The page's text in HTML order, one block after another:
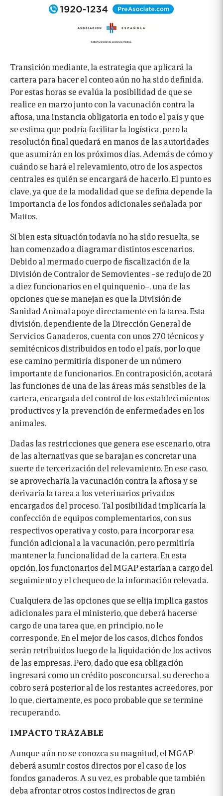
Transición mediante, la estrategia que aplicará la
cartera para hacer el conteo aún no ha sido definida.
Por estas horas se evalúa la posibilidad de que se
realice en marzo junto con la vacunación contra la
aftosa, una instancia obligatoria en todo el país y que
se estima que podría facilitar la logística, pero la
resolución final quedará en manos de las autoridades
que asumirán en los próximos días. Además de cómo y
cuándo se hará el relevamiento, otro de los aspectos
centrales es quién se encargará de hacerlo. El punto es
clave, ya que de la modalidad que se defina depende la
importancia de los fondos adicionales señalada por
Mattos.
Si bien esta situación todavía no ha sido resuelta, se
han comenzado a diagramar distintos escenarios.
Debido al mermado cuerpo de fiscalización de la
División de Contralor de Semovientes –se redujo de 20
a diez funcionarios en el quinquenio–, una de las
opciones que se manejan es que la División de
Sanidad Animal apoye directamente en la tarea. Esta
división, dependiente de la Dirección General de
Servicios Ganaderos, cuenta con unos 270 técnicos y
semitécnicos distribuidos en todo el país, por lo que
ese camino permitiría disponer de un número
importante de funcionarios. En contraposición, acotará
las funciones de una de las áreas más sensibles de la
cartera, encargada del control de los establecimientos
productivos y la prevención de enfermedades en los
animales.
Dadas las restricciones que genera ese escenario, otra
de las alternativas que se barajan es concretar una
suerte de tercerización del relevamiento. En ese caso,
se aprovecharía la vacunación contra la aftosa y se
derivaría la tarea a los veterinarios privados
encargados del proceso. Tal posibilidad implicaría la
confección de equipos complementarios, con sus
respectivos operativa y costo, para incorporar esa
función adicional a la vacunación, pero permitiría
mantener la funcionalidad de la cartera. En esta
opción, los funcionarios del MGAP estarían a cargo del
seguimiento y el chequeo de la información relevada.
Cualquiera de las opciones que se elija implica gastos
adicionales para el ministerio, que deberá hacerse
cargo de una tarea que, en principio, no le
corresponde. En el mejor de los casos, dichos fondos
serán retribuidos luego de la liquidación de los activos
de las empresas. Pero, dado que esa obligación
ingresará como un crédito posconcursal, su derecho a
cobro será posterior al de los restantes acreedores, por
lo que, ciertamente, es poco probable que se termine
recuperando.
IMPACTO TRAZABLE
Aunque aún no se conozca su magnitud, el MGAP
deberá asumir costos directos por el caso de los
fondos ganaderos. A su vez, es probable que también
deba afrontar otros costos indirectos de gran